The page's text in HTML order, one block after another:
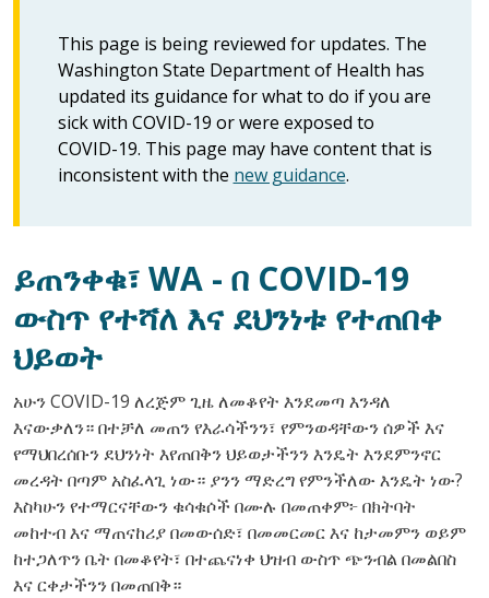
This page is being reviewed for updates. The
Washington State Department of Health has
updated its guidance for what to do if you are
sick with COVID-19 or were exposed to
COVID-19. This page may have content that is
inconsistent with the new guidance.
ይጠንቀቁ፣ WA - በ COVID-19
ውስጥ የተሻለ እና ደህንነቱ የተጠበቀ
ህይወት
አሁን COVID-19 ለረጅም ጊዜ ለመቆየት እንደመጣ እንዳለ
እናውቃለን። በተቻለ መጠን የእራሳችንን፣ የምንወዳቸውን ሰዎች እና
የማህበረሰቡን ደህንነት እየጠበቅን ህይወታችንን እንዴት እንደምንኖር
መረዳት በጣም አስፈላጊ ነው። ያንን ማድረግ የምንችለው እንዴት ነው?
እስካሁን የተማርናቸውን ቁሳቁሶች በሙሉ በመጠቀም፦ በክትባት
መከተብ እና ማጠናከሪያ በመውሰድ፣ በመመርመር እና ከታመምን ወይም
ከተጋለጥን ቤት በመቆየት፣ በተጨናነቀ ህዝብ ውስጥ ጭንብል በመልበስ
እና ርቀታችንን በመጠበቅ።